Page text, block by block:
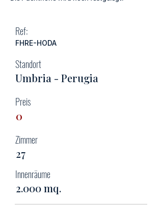
Ref:
FHRE-HODA
Standort
Umbria - Perugia
Preis
0
Zimmer
27
Innenräume
2.000 mq.